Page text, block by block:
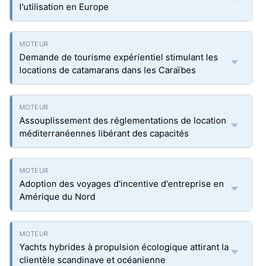
l'utilisation en Europe
Demande de tourisme expérientiel stimulant les
locations de catamarans dans les Caraïbes
Assouplissement des réglementations de location
méditerranéennes libérant des capacités
Adoption des voyages d'incentive d'entreprise en
Amérique du Nord
Yachts hybrides à propulsion écologique attirant la
clientèle scandinave et océanienne